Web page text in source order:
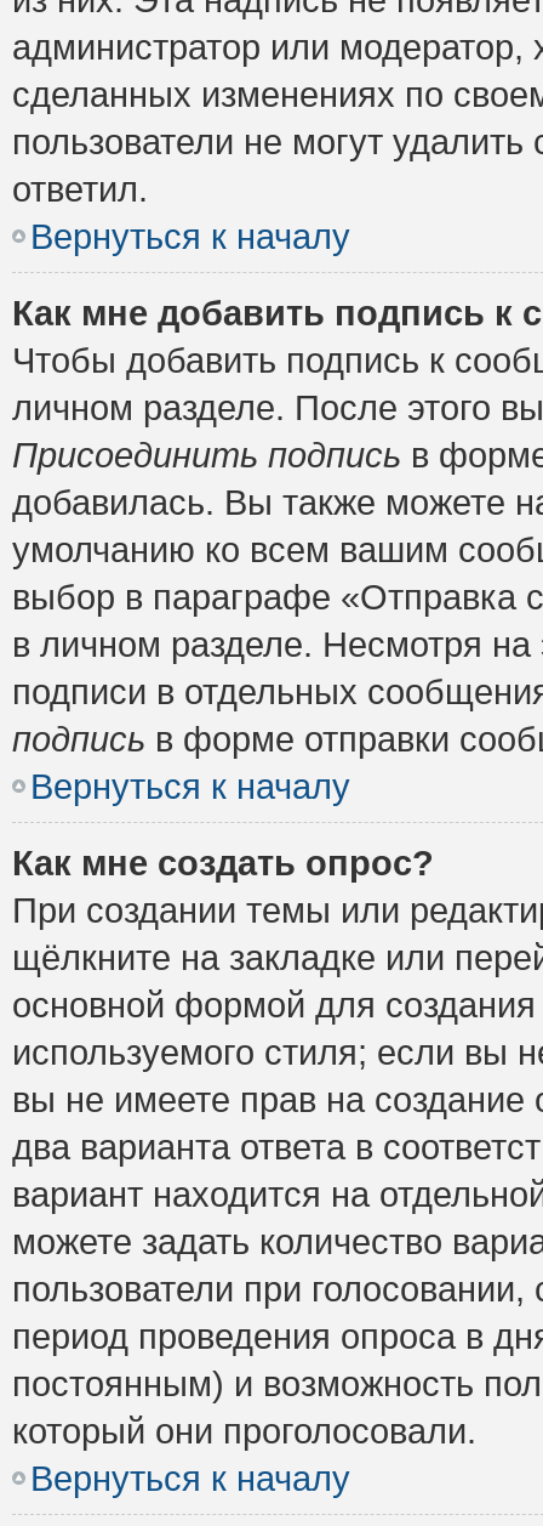
администратор или модератор,
сделанных изменениях по
пользователи не могут
ответил.
Вернуться к началу
Как мне добавить подпись к
Чтобы добавить подпись к
личном разделе. После этого
Присоединить подпись в
добавилась. Вы также можете
умолчанию ко всем вашим
выбор в параграфе «Отправка
в личном разделе. Несмотря
подписи в отдельных
подпись в форме отправки
Вернуться к началу
Как мне создать опрос?
При создании темы или
щёлкните на закладке или
основной формой для
используемого стиля; если вы
вы не имеете прав на
два варианта ответа в
вариант находится на
можете задать количество
пользователи при
период проведения опроса в
постоянным) и возможность
который они проголосовали.
Вернуться к началу